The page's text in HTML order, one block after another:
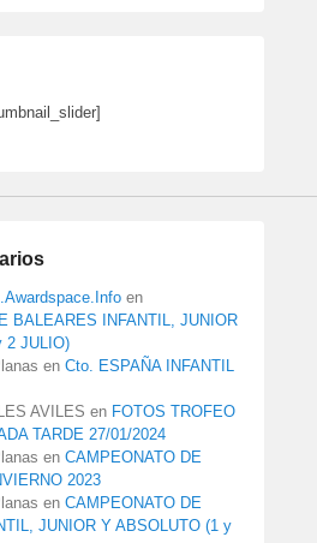
en
BALEARES INFANTIL, JUNIOR
2 JULIO)
en Cto. ESPAÑA INFANTIL
AVILES en FOTOS TROFEO
TARDE 27/01/2024
en CAMPEONATO DE
2023
en CAMPEONATO DE
JUNIOR Y ABSOLUTO (1 y